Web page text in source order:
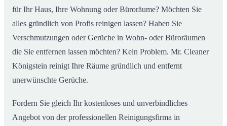
für Ihr Haus, Ihre Wohnung oder Büroräume? Möchten Sie
alles gründlich von Profis reinigen lassen? Haben Sie
Verschmutzungen oder Gerüche in Wohn- oder Büroräumen
die Sie entfernen lassen möchten? Kein Problem. Mr. Cleaner
Königstein reinigt Ihre Räume gründlich und entfernt
unerwünschte Gerüche.
Fordern Sie gleich Ihr kostenloses und unverbindliches
Angebot von der professionellen Reinigungsfirma in